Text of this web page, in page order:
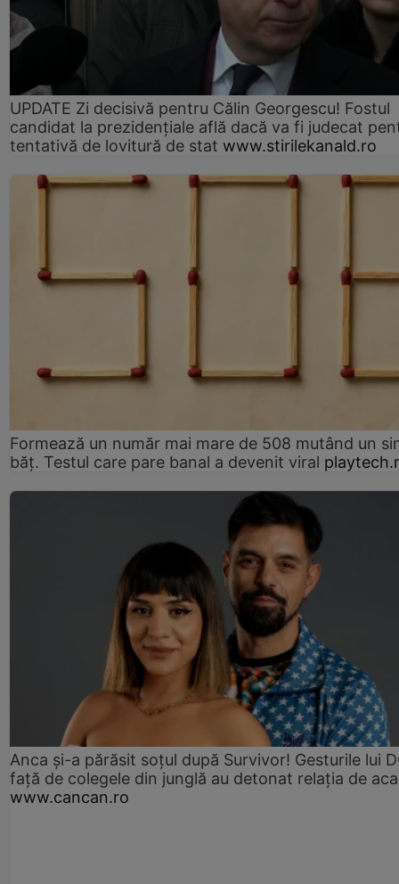
UPDATE Zi decisivă pentru Călin Georgescu! Fostul
candidat la prezidențiale află dacă va fi judecat
tentativă de lovitură de stat www.stirilekanald.ro
Formează un număr mai mare de 508 mutând un
băț. Testul care pare banal a devenit viral
Anca și-a părăsit soțul după Survivor! Gesturile lui
față de colegele din junglă au detonat relația de
www.cancan.ro